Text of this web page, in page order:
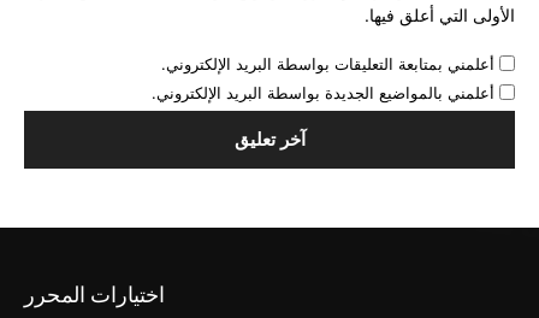
الأولى التي أعلق فيها.
أعلمني بمتابعة التعليقات بواسطة البريد الإلكتروني.
أعلمني بالمواضيع الجديدة بواسطة البريد الإلكتروني.
اختيارات المحرر